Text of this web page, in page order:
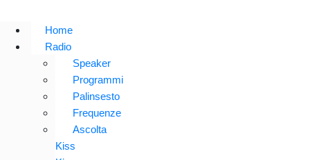
Home
Radio
Speaker
Programmi
Palinsesto
Frequenze
Ascolta
Kiss